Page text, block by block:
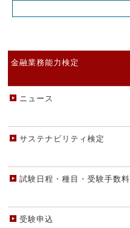
金融業務能力検定
ニュース
サステナビリティ検定
試験日程・種目・受験手数料
受験申込